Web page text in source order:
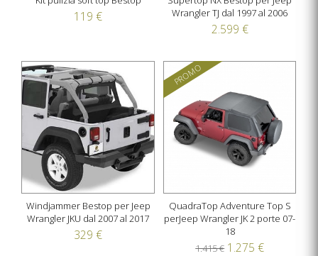
119 €
Wrangler TJ dal 1997 al 2006
2.599 €
Windjammer Bestop per Jeep
Wrangler JKU dal 2007 al 2017
329 €
PROMO
QuadraTop Adventure Top S
perJeep Wrangler JK 2 porte 07-
18
1.415 € 1.275 €